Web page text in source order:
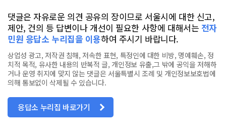
댓글은 자유로운 의견 공유의 장이므로 서울시에 대한 신고,
제안, 건의 등 답변이나 개선이 필요한 사항에 대해서는 전자
민원 응답소 누리집을 이용하여 주시기 바랍니다.
상업성 광고, 저작권 침해, 저속한 표현, 특정인에 대한 비방, 명예훼손, 정
치적 목적, 유사한 내용의 반복적 글, 개인정보 유출,그 밖에 공익을 저해하
거나 운영 취지에 맞지 않는 댓글은 서울특별시 조례 및 개인정보보호법에
의해 통보없이 삭제될 수 있습니다.
응답소 누리집 바로가기